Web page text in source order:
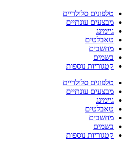
טלפונים סלולריים
מבצעים עונתיים
גיימינג
טאבלטים
מחשבים
בשמים
קטגוריות נוספות
טלפונים סלולריים
מבצעים עונתיים
גיימינג
טאבלטים
מחשבים
בשמים
קטגוריות נוספות